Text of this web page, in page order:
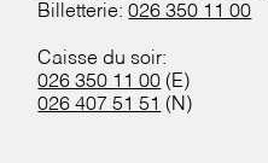
Billetterie:026 350 11 00
Caisse du soir:
026 350 11 00 (E)
026 407 51 51 (N)